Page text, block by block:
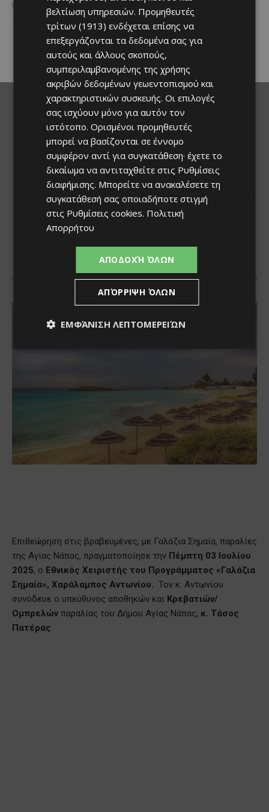
η εμπειρία...
εκδηλώσεις του καλοκαιριού
επιστρέφει στα Λεύκαρα,
προσκαλώντας μικρούς και
μεγάλους να απολαύσουν
μοναδικές...
βελτίωση υπηρεσιών. Προμηθευτές
τρίτων (1913) ενδέχεται επίσης να
επεξεργάζονται τα δεδομένα σας για
αυτούς και άλλους σκοπούς,
συμπεριλαμβανομένης της χρήσης
ακριβών δεδομένων γεωεντοπισμού και
χαρακτηριστικών συσκευής. Οι επιλογές
σας ισχύουν μόνο για αυτόν τον
ιστότοπο. Ορισμένοι προμηθευτές
μπορεί να βασίζονται σε έννομο
συμφέρον αντί για συγκατάθεση· έχετε το
δικαίωμα να αντιταχθείτε στις Ρυθμίσεις
διαφήμισης. Μπορείτε να ανακαλέσετε τη
συγκατάθεσή σας οποιαδήποτε στιγμή
στις Ρυθμίσεις cookies. Πολιτική
Απορρήτου
ΑΠΟΔΟΧΉ ΌΛΩΝ
ΑΠΌΡΡΙΨΗ ΌΛΩΝ
ΕΜΦΆΝΙΣΗ ΛΕΠΤΟΜΕΡΕΙΏΝ